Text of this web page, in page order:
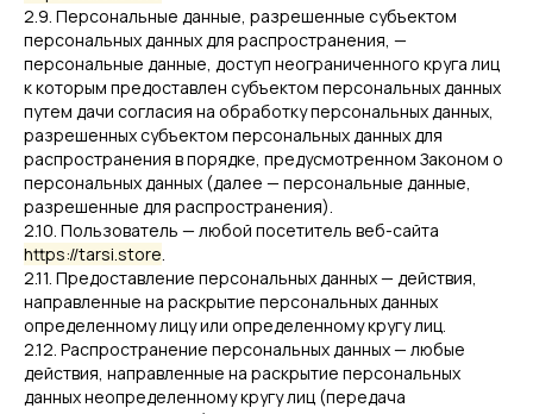
2.9. Персональные данные, разрешенные субъектом
персональных данных для распространения, —
персональные данные, доступ неограниченного круга лиц
к которым предоставлен субъектом персональных данных
путем дачи согласия на обработку персональных данных,
разрешенных субъектом персональных данных для
распространения в порядке, предусмотренном Законом о
персональных данных (далее — персональные данные,
разрешенные для распространения).
2.10. Пользователь — любой посетитель веб-сайта
https://tarsi.store.
2.11. Предоставление персональных данных — действия,
направленные на раскрытие персональных данных
определенному лицу или определенному кругу лиц.
2.12. Распространение персональных данных — любые
действия, направленные на раскрытие персональных
данных неопределенному кругу лиц (передача